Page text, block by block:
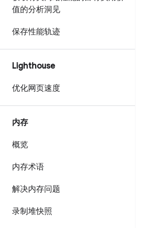
值的分析洞见
保存性能轨迹
Lighthouse
优化网页速度
内存
概览
内存术语
解决内存问题
录制堆快照